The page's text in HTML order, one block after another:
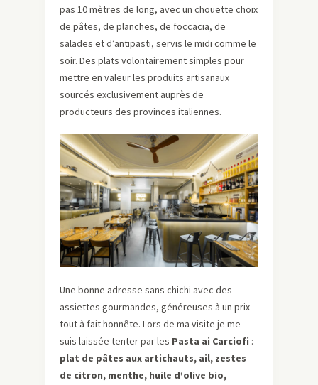
pas 10 mètres de long, avec un chouette choix
de pâtes, de planches, de foccacia, de
salades et d’antipasti, servis le midi comme le
soir. Des plats volontairement simples pour
mettre en valeur les produits artisanaux
sourcés exclusivement auprès de
producteurs des provinces italiennes.
Une bonne adresse sans chichi avec des
assiettes gourmandes, généreuses à un prix
tout à fait honnête. Lors de ma visite je me
suis laissée tenter par les Pasta ai Carciofi :
plat de pâtes aux artichauts, ail, zestes
de citron, menthe, huile d’olive bio,